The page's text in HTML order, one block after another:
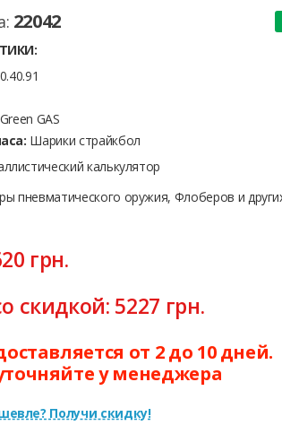
22042
Green GAS
Шарики страйкбол
калькулятор
пневматического оружия, Флоберов и
грн.
скидкой: 5227 грн.
от 2 до 10 дней.
у менеджера
Получи скидку!